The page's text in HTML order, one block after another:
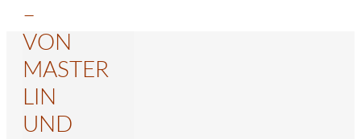
–
VON
MASTER
LIN
UND